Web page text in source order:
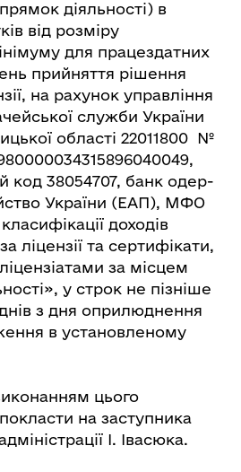
діяльності) в
від розміру
для працездатних
прийняття рішення
на рахунок управління
служби України
області 22011800 №
код 38054707, банк одер-
України (ЕАП), МФО
доходів
ліцензії та сертифікати,
за місцем
у строк не пізніше
з дня оприлюднення
в установленому
цього
на заступника
І. Івасюка.